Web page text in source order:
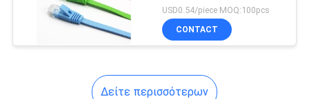
πλεξίδα οπτικών
23
δικτύων CAT6 RJ45
AOC κεφάλι
USD0.54/piece MOQ:100pcs
CONTACT
Δείτε περισσότερων